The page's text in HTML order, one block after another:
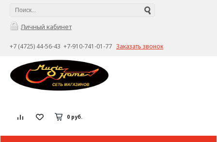
Личный кабинет
+7 (4725) 44-56-43 +7-910-741-01-77 Заказать звонок
0 руб.